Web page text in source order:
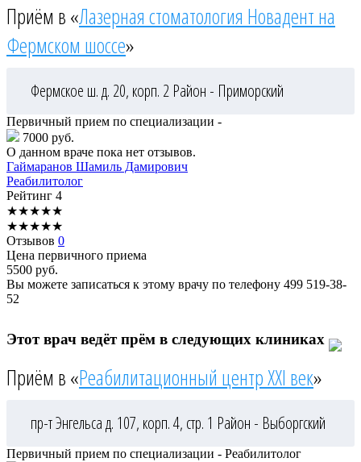
Приём в «Лазерная стоматология Новадент на
Фермском шоссе»
Фермское ш. д. 20, корп. 2 Район - Приморский
Первичный прием по специализации -
7000 руб.
О данном враче пока нет отзывов.
Гаймаранов Шамиль Дамирович
Реабилитолог
Рейтинг 4
★★★★★
★★★★★
Отзывов 0
Цена первичного приема
5500 руб.
Вы можете записаться к этому врачу по телефону 499 519-38-
52
Этот врач ведёт прём в следующих клиниках
Приём в «Реабилитационный центр XXI век»
пр-т Энгельса д. 107, корп. 4, стр. 1 Район - Выборгский
Первичный прием по специализации - Реабилитолог